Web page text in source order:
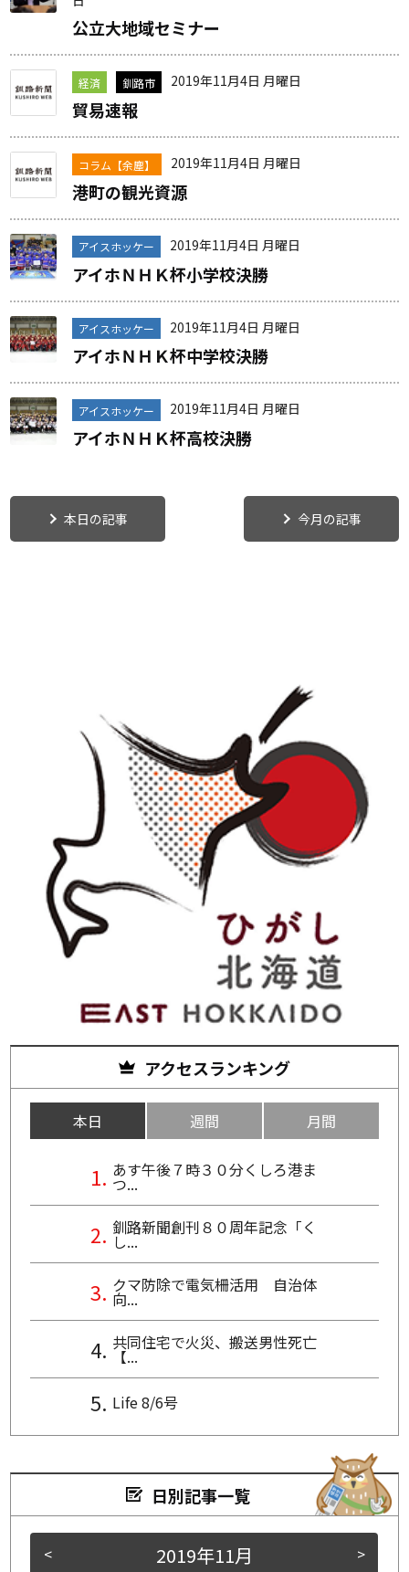
公立大地域セミナー
経済 釧路市 2019年11月4日 月曜日
貿易速報
コラム【余塵】 2019年11月4日 月曜日
港町の観光資源
アイスホッケー 2019年11月4日 月曜日
アイホＮＨＫ杯小学校決勝
アイスホッケー 2019年11月4日 月曜日
アイホＮＨＫ杯中学校決勝
アイスホッケー 2019年11月4日 月曜日
アイホＮＨＫ杯高校決勝
本日の記事 今月の記事
アクセスランキング
本日 週間 月間
あす午後７時３０分くしろ港ま
つ...
釧路新聞創刊８０周年記念「く
し...
クマ防除で電気柵活用 自治体
向...
共同住宅で火災、搬送男性死亡
【...
Life 8/6号
日別記事一覧
< >
2019年11月